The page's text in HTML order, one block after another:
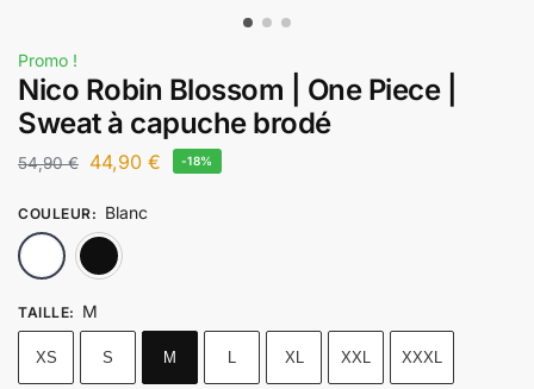
Promo !
Nico Robin Blossom | One Piece |
Sweat à capuche brodé
54,90€ 44,90 € -18%
COULEUR: Blanc
TAILLE: M
XS S M L XL XXL XXXL